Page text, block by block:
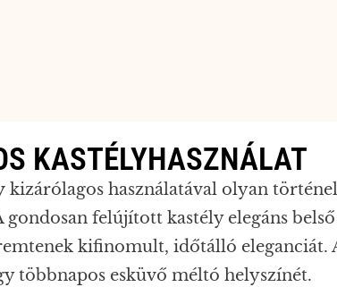
KASTÉLYHASZNÁLAT
kizárólagos használatával olyan
gondosan felújított kastély elegáns
kifinomult, időtálló eleganciát.
többnapos esküvő méltó helyszínét.